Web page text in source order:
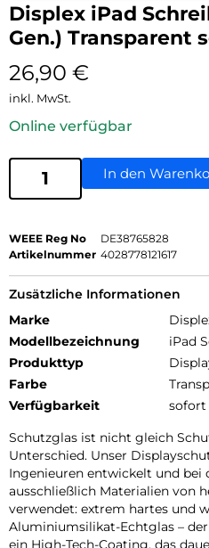
Displex iPad
Gen.) Transparent
26,90 €
inkl. MwSt.
Online verfügbar
In den
WEEE Reg No
DE38765828
Artikelnummer 4028778121617
Zusätzliche Informationen
Marke
Modellbezeichnung
iPad
Produkttyp
Farbe
Verfügbarkeit
sofort
Schutzglas ist nicht gleich
Unterschied. Unser
Ingenieuren entwickelt und bei
ausschließlich Materialien von
verwendet: extrem hartes und
Aluminiumsilikat-Echtglas –
ein High-Tech-Coating, das